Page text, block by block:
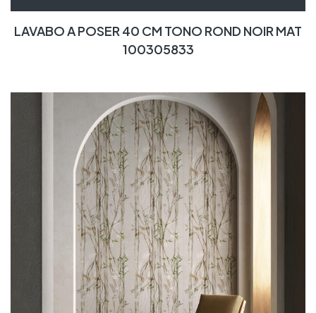
LAVABO A POSER 40 CM TONO ROND NOIR MAT
100305833